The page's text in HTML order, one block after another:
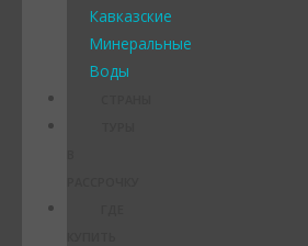
Кавказские
Минеральные
Воды